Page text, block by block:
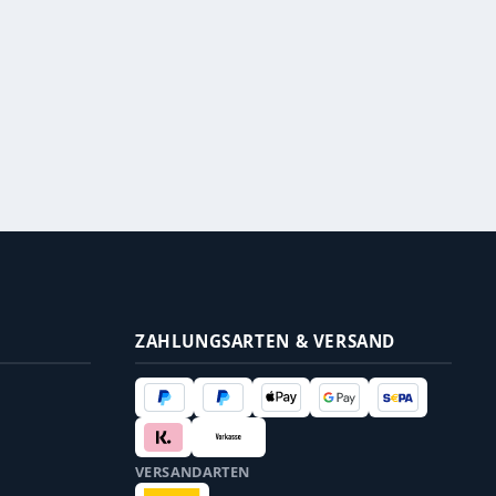
ZAHLUNGSARTEN & VERSAND
VERSANDARTEN